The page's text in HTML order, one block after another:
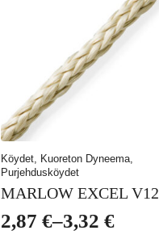
Köydet, Kuoreton Dyneema,
Purjehdusköydet
MARLOW EXCEL V12
2,87€–3,32€
Hintaluokka: